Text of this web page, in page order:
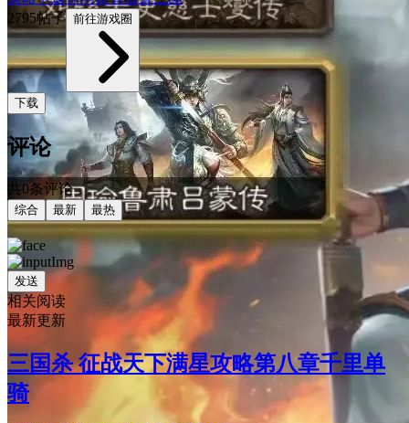
2795帖子 前往游戏圈
下载
评论
共0条评论
综合 最新 最热
发送
相关阅读
最新更新
三国杀 征战天下满星攻略第八章千里单
骑